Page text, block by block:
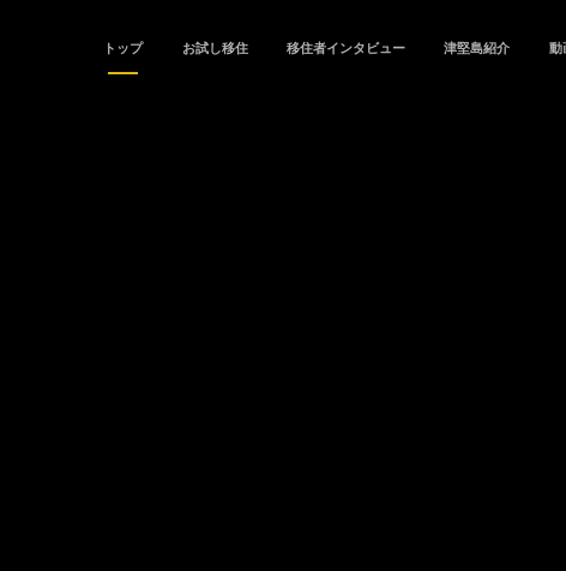
トップ お試し移住 移住者インタビュー 津堅島紹介 動